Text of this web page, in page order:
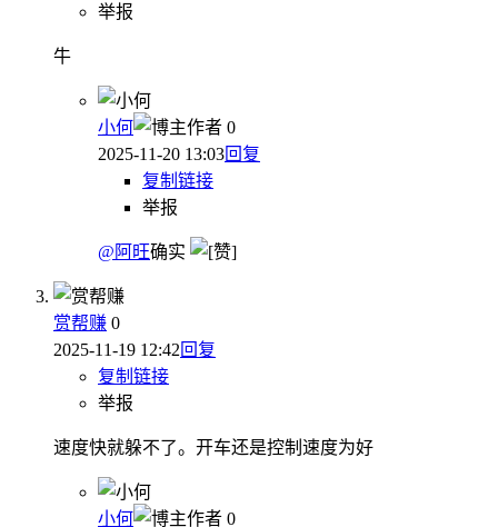
举报
牛
小何 作者 0
2025-11-20 13:03回复
复制链接
举报
@阿旺确实
赏帮赚 0
2025-11-19 12:42回复
复制链接
举报
速度快就躲不了。开车还是控制速度为好
小何 作者 0